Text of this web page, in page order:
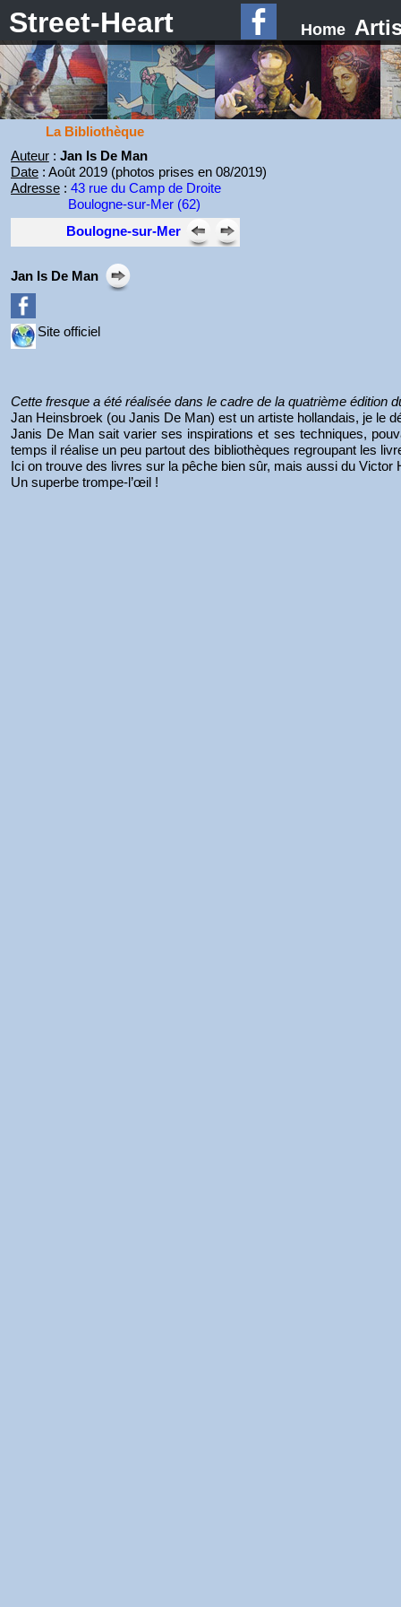
Street-Heart Home
La Bibliothèque
Auteur: Jan Is De Man
Date: Août 2019 (photos prises en 08/2019)
Adresse: 43 rue du Camp de Droite
Boulogne-sur-Mer (62)
Boulogne-sur-Mer
Jan Is De Man
Site officiel
Cette fresque a été réalisée dans le cadre de la quatrième édition
Jan Heinsbroek (ou Janis De Man) est un artiste hollandais, je le
Janis De Man sait varier ses inspirations et ses techniques,
temps il réalise un peu partout des bibliothèques regroupant les
Ici on trouve des livres sur la pêche bien sûr, mais aussi du
Un superbe trompe-l’œil !